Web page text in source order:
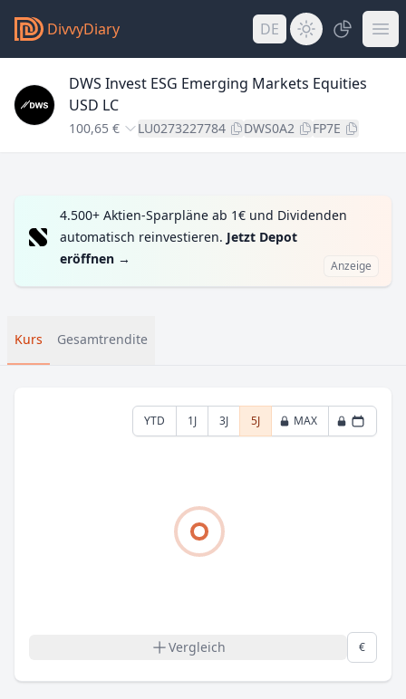
DivvyDiary DE
DWS Invest ESG Emerging Markets Equities
USD LC
100,65 € LU0273227784 DWS0A2 FP7E
4.500+ Aktien-Sparpläne ab 1€ und Dividenden
automatisch reinvestieren. Jetzt Depot
eröffnen → Anzeige
Kurs Gesamtrendite
YTD 1J 3J 5J MAX
Vergleich €